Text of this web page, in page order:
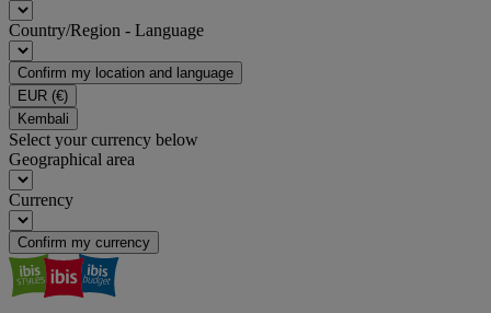
Country/Region - Language
Confirm my location and language
EUR (€)
Kembali
Select your currency below
Geographical area
Currency
Confirm my currency